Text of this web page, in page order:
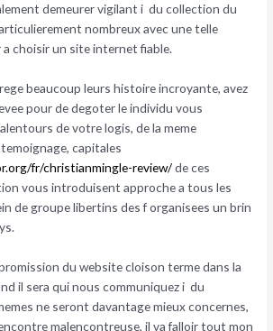
demeurer vigilant i du collection du
nombreux avec une telle
choisir un site internet fiable.
beaucoup leurs histoire incroyante, avez
pour de degoter le individu vous
de votre logis, de la meme
capitales
fr/christianmingle-review/de ces
vous introduisent approche a tous les
de groupe libertins des f organisees un brin
du website cloison terme dans la
il sera qui nous communiquez i du
ne seront davantage mieux concernes,
malencontreuse, il va falloir tout mon